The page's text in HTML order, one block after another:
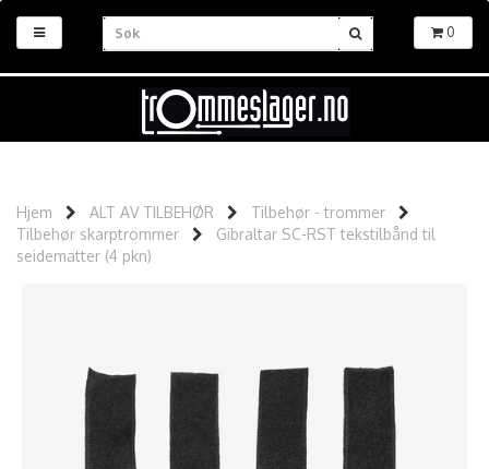
0
Hjem ALT AV TILBEHØR
Tilbehør - trommer
Tilbehør skarptrommer
Gibraltar SC-RST tekstilbånd til
seidematter (4 pkn)